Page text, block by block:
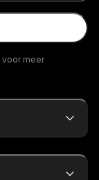
voor meer